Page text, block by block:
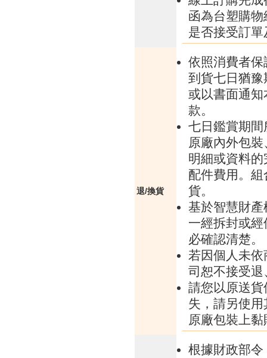
函為台塑購
是否接受訂
退/換貨
依照消費者
到貨七日猶
或以書面通
款。
七日鑑賞期
原廠內外包
明細或資料
配件費用。
貨。
基於智慧財
一經拆封或
必確認清楚。
若因個人未
司恕不接受
請您以原送
失，請另使
原廠包裝上
根據財政部